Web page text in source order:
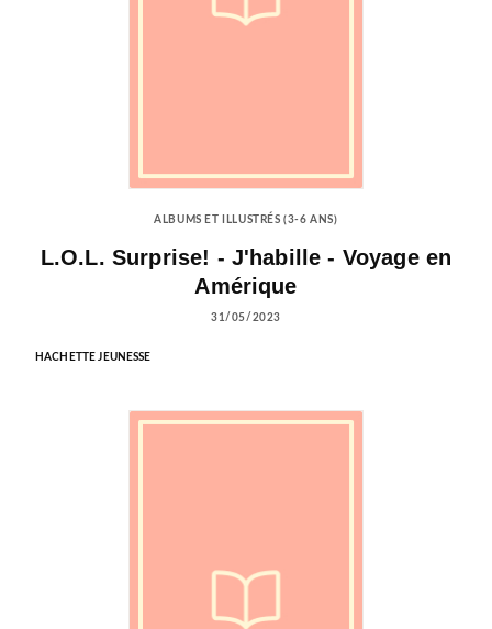
ALBUMS ET ILLUSTRÉS (3-6 ANS)
L.O.L. Surprise! - J'habille - Voyage en
Amérique
31/05/2023
HACHETTE JEUNESSE